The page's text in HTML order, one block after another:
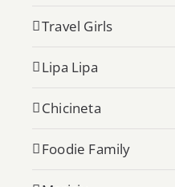
Travel Girls
Lipa Lipa
Chicineta
Foodie Family